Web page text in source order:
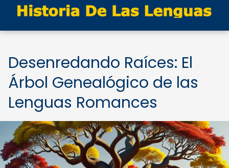
Desenredando Raíces: El
Árbol Genealógico de las
Lenguas Romances